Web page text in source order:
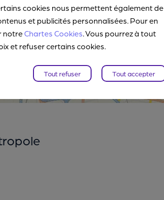
cookies nous permettent également de
et publicités personnalisées. Pour en
notreChartes Cookies . Vous pourrez à tout
et refuser certains cookies.
Tout accepter
Tout refuser